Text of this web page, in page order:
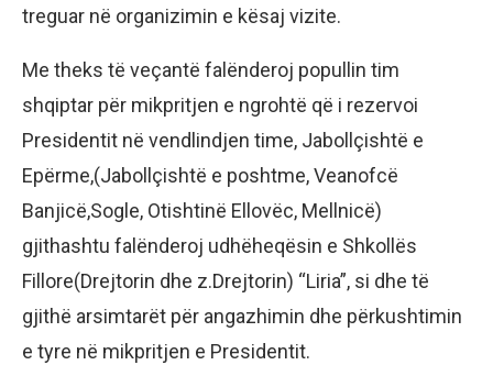
treguar në organizimin e kësaj vizite.
Me theks të veçantë falënderoj popullin tim
shqiptar për mikpritjen e ngrohtë që i rezervoi
Presidentit në vendlindjen time, Jabollçishtë e
Epërme,(Jabollçishtë e poshtme, Veanofcë
Banjicë,Sogle, Otishtinë Ellovëc, Mellnicë)
gjithashtu falënderoj udhëheqësin e Shkollës
Fillore(Drejtorin dhe z.Drejtorin) “Liria”, si dhe të
gjithë arsimtarët për angazhimin dhe përkushtimin
e tyre në mikpritjen e Presidentit.